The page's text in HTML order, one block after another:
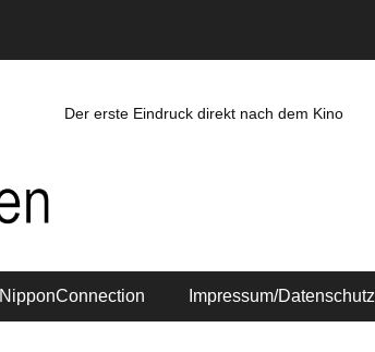
Der erste Eindruck direkt nach dem Kino
NipponConnection Impressum/Datenschutz